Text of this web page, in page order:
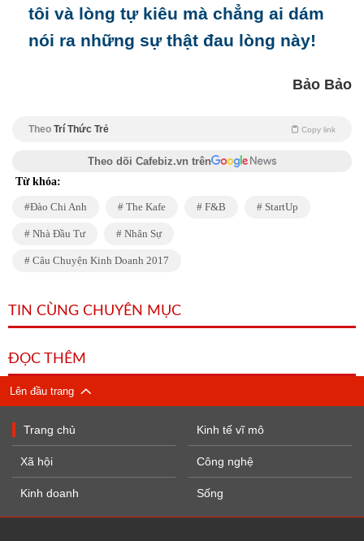
tôi và lòng tự kiêu mà chẳng ai dám
nói ra những sự thật đau lòng này!
Bảo Bảo
Theo Trí Thức Trẻ Copy link
Theo dõi Cafebiz.vn trên
Từ khóa:
Đào Chi Anh The Kafe F&B StartUp
Nhà Đầu Tư Nhân Sự
Câu Chuyện Kinh Doanh 2017
TIN CÙNG CHUYÊN MỤC
ĐỌC THÊM
Lên đầu trang
Trang chủ
Xã hội
Kinh doanh
Kinh tế vĩ mô
Công nghệ
Sống